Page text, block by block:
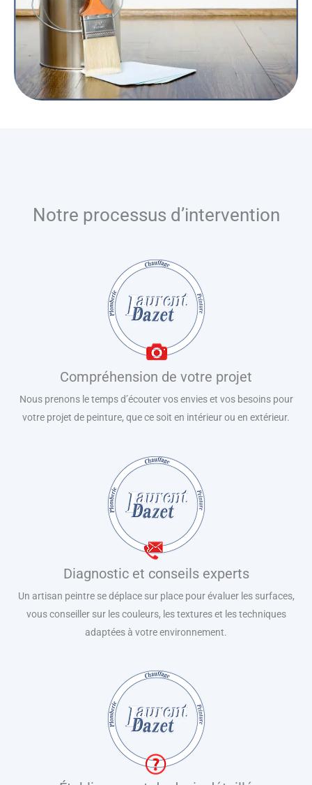
Notre processus d’intervention
Compréhension de votre projet
Nous prenons le temps d’écouter vos envies et vos besoins pour
votre projet de peinture, que ce soit en intérieur ou en extérieur.
Diagnostic et conseils experts
Un artisan peintre se déplace sur place pour évaluer les surfaces,
vous conseiller sur les couleurs, les textures et les techniques
adaptées à votre environnement.